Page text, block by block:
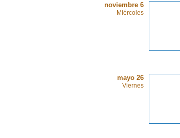
noviembre 6
Miércoles
mayo 26
Viernes